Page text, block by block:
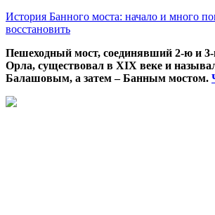
История Банного моста: начало и много
восстановить
Пешеходный мост, соединявший 2-ю и 3-
Орла, существовал в XIX веке и
Балашовым, а затем – Банным мостом.